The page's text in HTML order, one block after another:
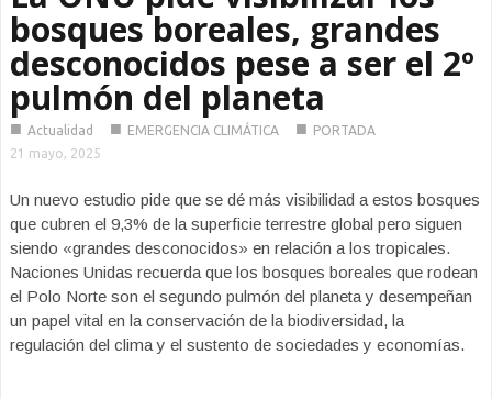
bosques boreales, grandes
desconocidos pese a ser el 2º
pulmón del planeta
■ Actualidad ■ EMERGENCIA CLIMÁTICA ■ PORTADA
21 mayo, 2025
Un nuevo estudio pide que se dé más visibilidad a estos bosques
que cubren el 9,3% de la superficie terrestre global pero siguen
siendo «grandes desconocidos» en relación a los tropicales.
Naciones Unidas recuerda que los bosques boreales que rodean
el Polo Norte son el segundo pulmón del planeta y desempeñan
un papel vital en la conservación de la biodiversidad, la
regulación del clima y el sustento de sociedades y economías.